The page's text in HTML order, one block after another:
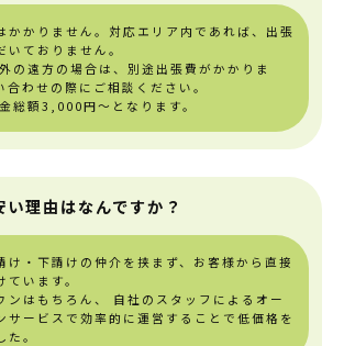
かかりません。対応エリア内であれば、出張
いておりません。
の遠方の場合は、別途出張費がかかりま
合わせの際にご相談ください。
総額3,000円～となります。
い理由はなんですか？
け・下請けの仲介を挟まず、お客様から直接
ています。
ンはもちろん、
自社のスタッフによるオー
サービスで効率的に運営することで低価格を
た。